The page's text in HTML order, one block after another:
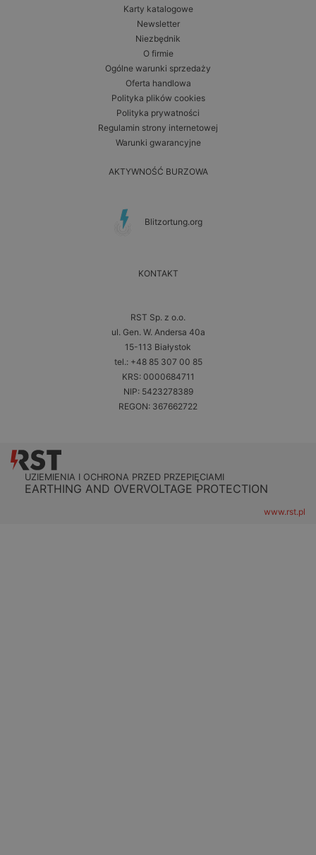
Karty katalogowe
Newsletter
Niezbędnik
O firmie
Ogólne warunki sprzedaży
Oferta handlowa
Polityka plików cookies
Polityka prywatności
Regulamin strony internetowej
Warunki gwarancyjne
AKTYWNOŚĆ BURZOWA
Blitzortung.org
KONTAKT
RST Sp. z o.o.
ul. Gen. W. Andersa 40a
15-113 Białystok
tel.: +48 85 307 00 85
KRS: 0000684711
NIP: 5423278389
REGON: 367662722
UZIEMIENIA I OCHRONA PRZED PRZEPIĘCIAMI
EARTHING AND OVERVOLTAGE PROTECTION
www.rst.pl